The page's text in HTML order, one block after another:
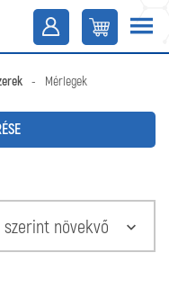
- Mérlegek
szerint növekvő